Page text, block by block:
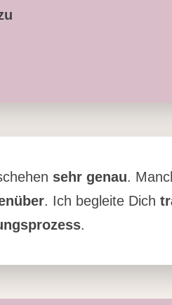
sehr genau.
. Ich begleite Dich
.